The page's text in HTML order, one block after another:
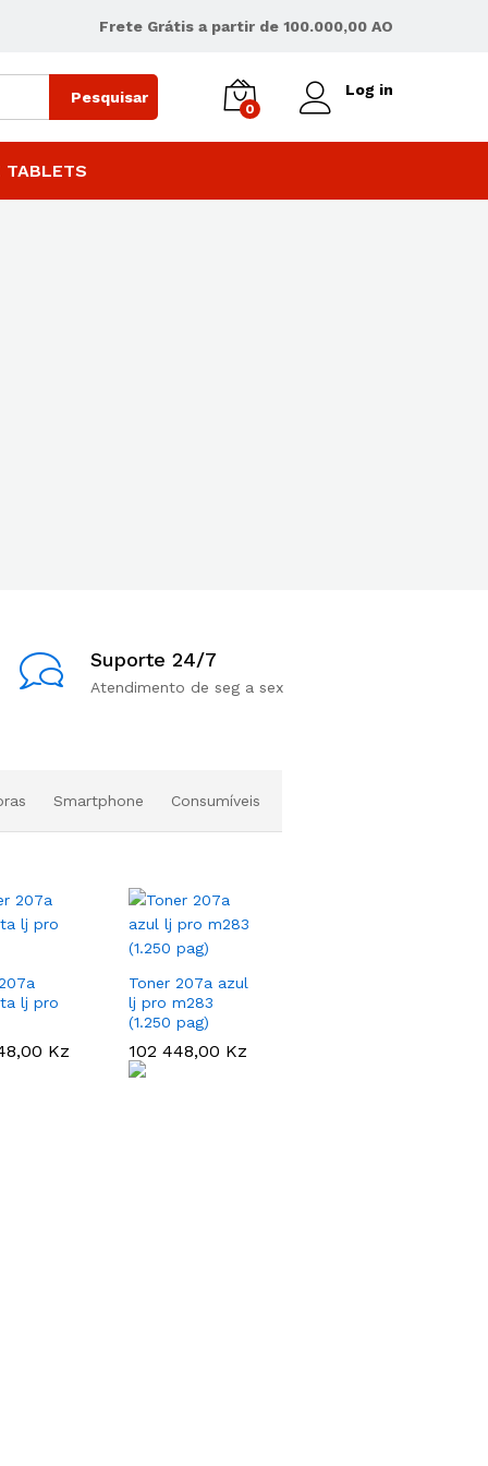
Frete Grátis a partir de 100.000,00 AO
Pesquisar
0
Log in
TABLETS
Suporte 24/7
Atendimento de seg a sex
Smartphone Consumíveis
lj pro
Kz
Kz
Toner 207a azul
lj pro m283
(1.250 pag)
102 448,00 Kz
102 448,00 Kz